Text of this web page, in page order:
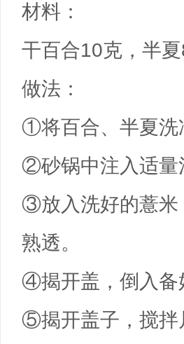
材料：
干百合10克，半
做法：
①将百合、半夏洗
②砂锅中注入适量
③放入洗好的薏米
熟透。
④揭开盖，倒入备
⑤揭开盖子，搅拌